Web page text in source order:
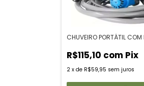
CHUVEIRO PORTÁTIL
R$115,10 com Pix
2 x de R$59,95 sem juros